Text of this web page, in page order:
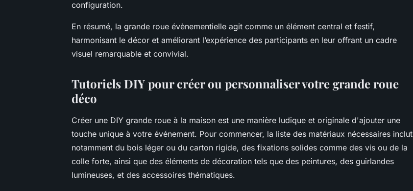
configuration.
En résumé, la grande roue évènementielle agit comme un élément central et festif,
harmonisant le décor et améliorant l’expérience des participants en leur offrant un cadre
visuel remarquable et convivial.
Tutoriels DIY pour créer ou personnaliser votre grande roue
déco
Créer une DIY grande roue à la maison est une manière ludique et originale d'ajouter une
touche unique à votre événement. Pour commencer, la liste des matériaux nécessaires inclut
notamment du bois léger ou du carton rigide, des fixations solides comme des vis ou de la
colle forte, ainsi que des éléments de décoration tels que des peintures, des guirlandes
lumineuses, et des accessoires thématiques.